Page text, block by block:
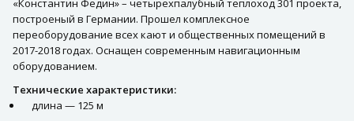
«Константин Федин» – четырехпалубный теплоход 301 проекта,
построеный в Германии. Прошел комплексное
переоборудование всех кают и общественных помещений в
2017-2018 годах. Оснащен современным навигационным
оборудованием.
Технические характеристики:
длина — 125 м